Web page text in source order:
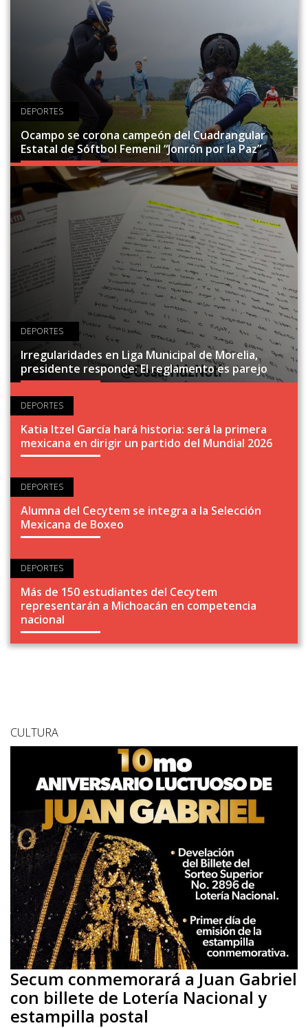
DEPORTES
Ocampo se corona campeón del Cuadrangular
Estatal de Sóftbol Femenil “Jonrón por la Paz”
DEPORTES
Irregularidades en Liga Municipal de Morelia,
presidente responde: El reglamento es parejo
DEPORTES
Katia Itzel García hará historia: será la primera
mexicana en dirigir un partido del Mundial 2026
DEPORTES
Alumna del Cecytem se integra a la Selección
Mexicana de Boxeo
DEPORTES
Más de 150 estudiantes del Cecytem
representarán a Michoacán en competencia
nacional
CULTURA
Secum conmemorará a Juan Gabriel
con billete de Lotería Nacional y
estampilla postal